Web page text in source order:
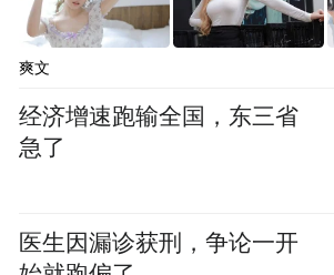
爽文
经济增速跑输全国，东三省
急了
医生因漏诊获刑，争论一开